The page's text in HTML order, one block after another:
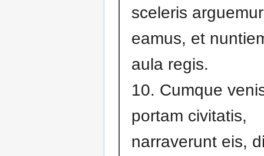
sceleris
eamus, et
aula regis.
10. Cumque
portam civitatis,
narraverunt eis,